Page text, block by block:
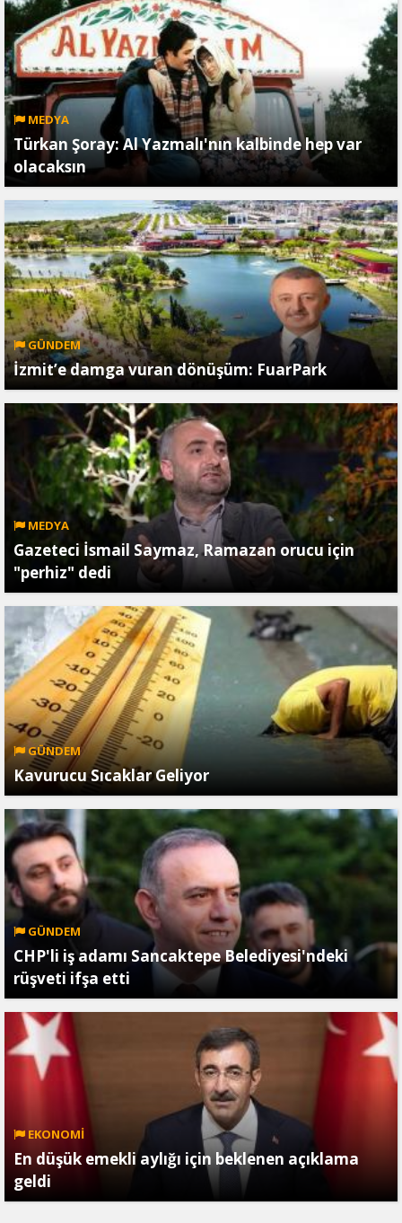
MEDYA
Türkan Şoray: Al Yazmalı'nın kalbinde hep var
olacaksın
GÜNDEM
İzmit’e damga vuran dönüşüm: FuarPark
MEDYA
Gazeteci İsmail Saymaz, Ramazan orucu için
"perhiz" dedi
GÜNDEM
Kavurucu Sıcaklar Geliyor
GÜNDEM
CHP'li iş adamı Sancaktepe Belediyesi'ndeki
rüşveti ifşa etti
EKONOMİ
En düşük emekli aylığı için beklenen açıklama
geldi